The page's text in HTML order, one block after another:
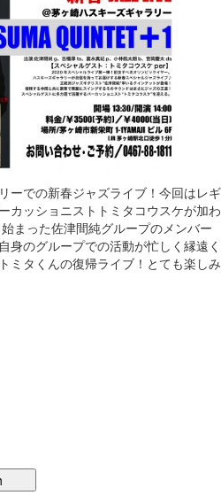
ーでの新春ジャズライブ！今回はレギ
カッショニストトミタコウスケが加わ
まった佐津間純グループのメンバー
身のグループでの活動が忙しく縁遠く
ミタくんの復帰ライブ！とても楽しみ